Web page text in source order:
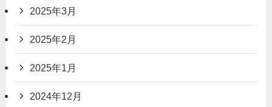
2025年3月
2025年2月
2025年1月
2024年12月